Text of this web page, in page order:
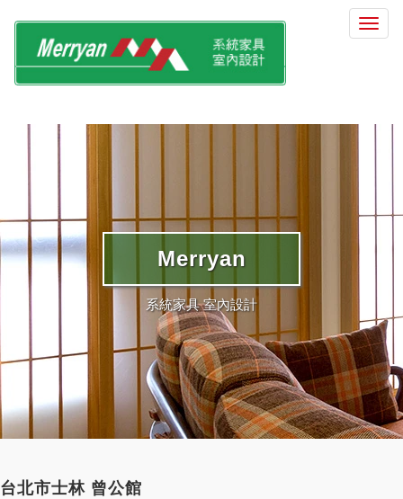
選
Merryan
系統家具 室內設計
台北市士林 曾公館